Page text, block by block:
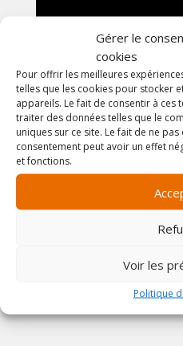
Gérer le
cookies
Pour offrir les meilleures
telles que les cookies pour stocker
appareils. Le fait de consentir à
traiter des données telles que le
uniques sur ce site. Le fait de ne
consentement peut avoir un effet
et fonctions.
Voir les
Politique
Décoration /
Confiez-nous vos
ainsi que la déco de vos